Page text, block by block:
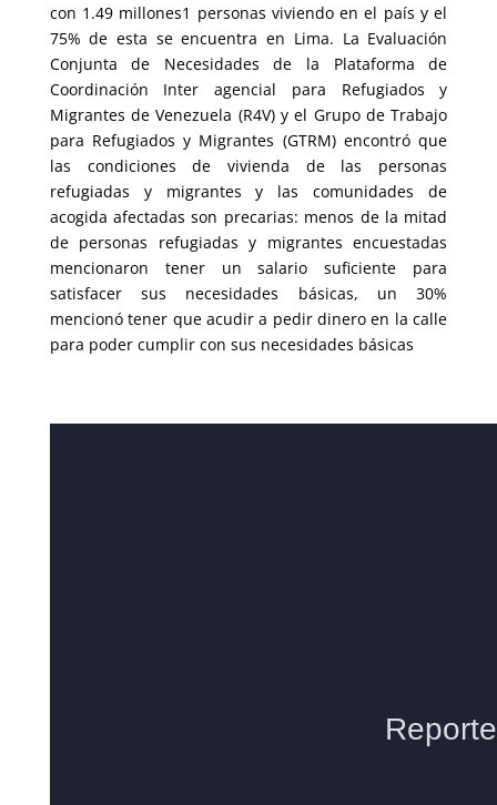
con 1.49 millones1 personas viviendo en el país y el
75% de esta se encuentra en Lima. La Evaluación
Conjunta de Necesidades de la Plataforma de
Coordinación Inter agencial para Refugiados y
Migrantes de Venezuela (R4V) y el Grupo de Trabajo
para Refugiados y Migrantes (GTRM) encontró que
las condiciones de vivienda de las personas
refugiadas y migrantes y las comunidades de
acogida afectadas son precarias: menos de la mitad
de personas refugiadas y migrantes encuestadas
mencionaron tener un salario suficiente para
satisfacer sus necesidades básicas, un 30%
mencionó tener que acudir a pedir dinero en la calle
para poder cumplir con sus necesidades básicas